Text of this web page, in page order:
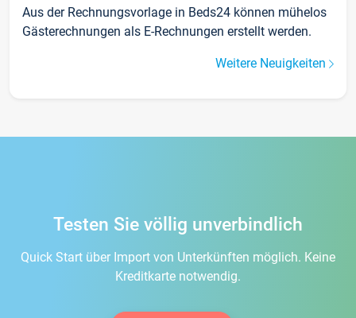
Aus der Rechnungsvorlage in Beds24 können mühelos
Gästerechnungen als E-Rechnungen erstellt werden.
Weitere Neuigkeiten
Testen Sie völlig unverbindlich
Quick Start über Import von Unterkünften möglich. Keine
Kreditkarte notwendig.